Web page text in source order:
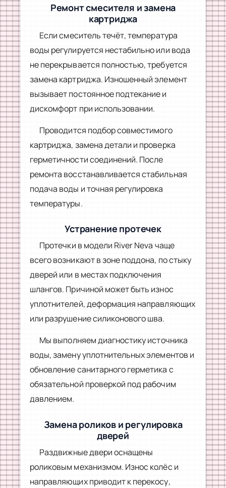
Ремонт смесителя и замена
картриджа
Если смеситель течёт, температура
воды регулируется нестабильно или вода
не перекрывается полностью, требуется
замена картриджа. Изношенный элемент
вызывает постоянное подтекание и
дискомфорт при использовании.
Проводится подбор совместимого
картриджа, замена детали и проверка
герметичности соединений. После
ремонта восстанавливается стабильная
подача воды и точная регулировка
температуры.
Устранение протечек
Протечки в модели River Neva чаще
всего возникают в зоне поддона, по стыку
дверей или в местах подключения
шлангов. Причиной может быть износ
уплотнителей, деформация направляющих
или разрушение силиконового шва.
Мы выполняем диагностику источника
воды, замену уплотнительных элементов и
обновление санитарного герметика с
обязательной проверкой под рабочим
давлением.
Замена роликов и регулировка
дверей
Раздвижные двери оснащены
роликовым механизмом. Износ колёс и
направляющих приводит к перекосу,